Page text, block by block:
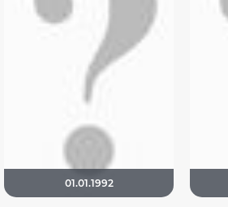
01.01.1992